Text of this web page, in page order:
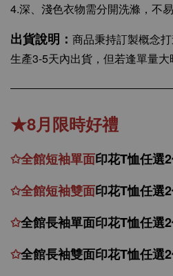
4.深、淺色衣物需分開洗滌，不易
出貨說明： 商品秉持訂製概念
生產3-5天內出貨，但若逢單量大
★8月限時好禮
✩全館短袖單面印花T恤任選
✩全館短袖雙面印花T恤任選
✩全館長袖單面印花T恤任選
✩全館長袖雙面印花T恤任選